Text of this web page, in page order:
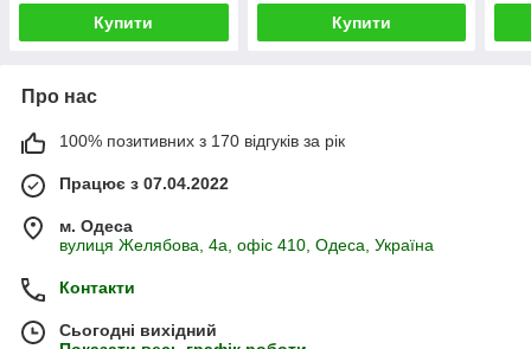
Купити Купити
Про нас
100% позитивних з 170 відгуків за рік
Працює з 07.04.2022
м. Одеса
вулиця Желябова, 4а, офіс 410, Одеса, Україна
Контакти
Сьогодні вихідний